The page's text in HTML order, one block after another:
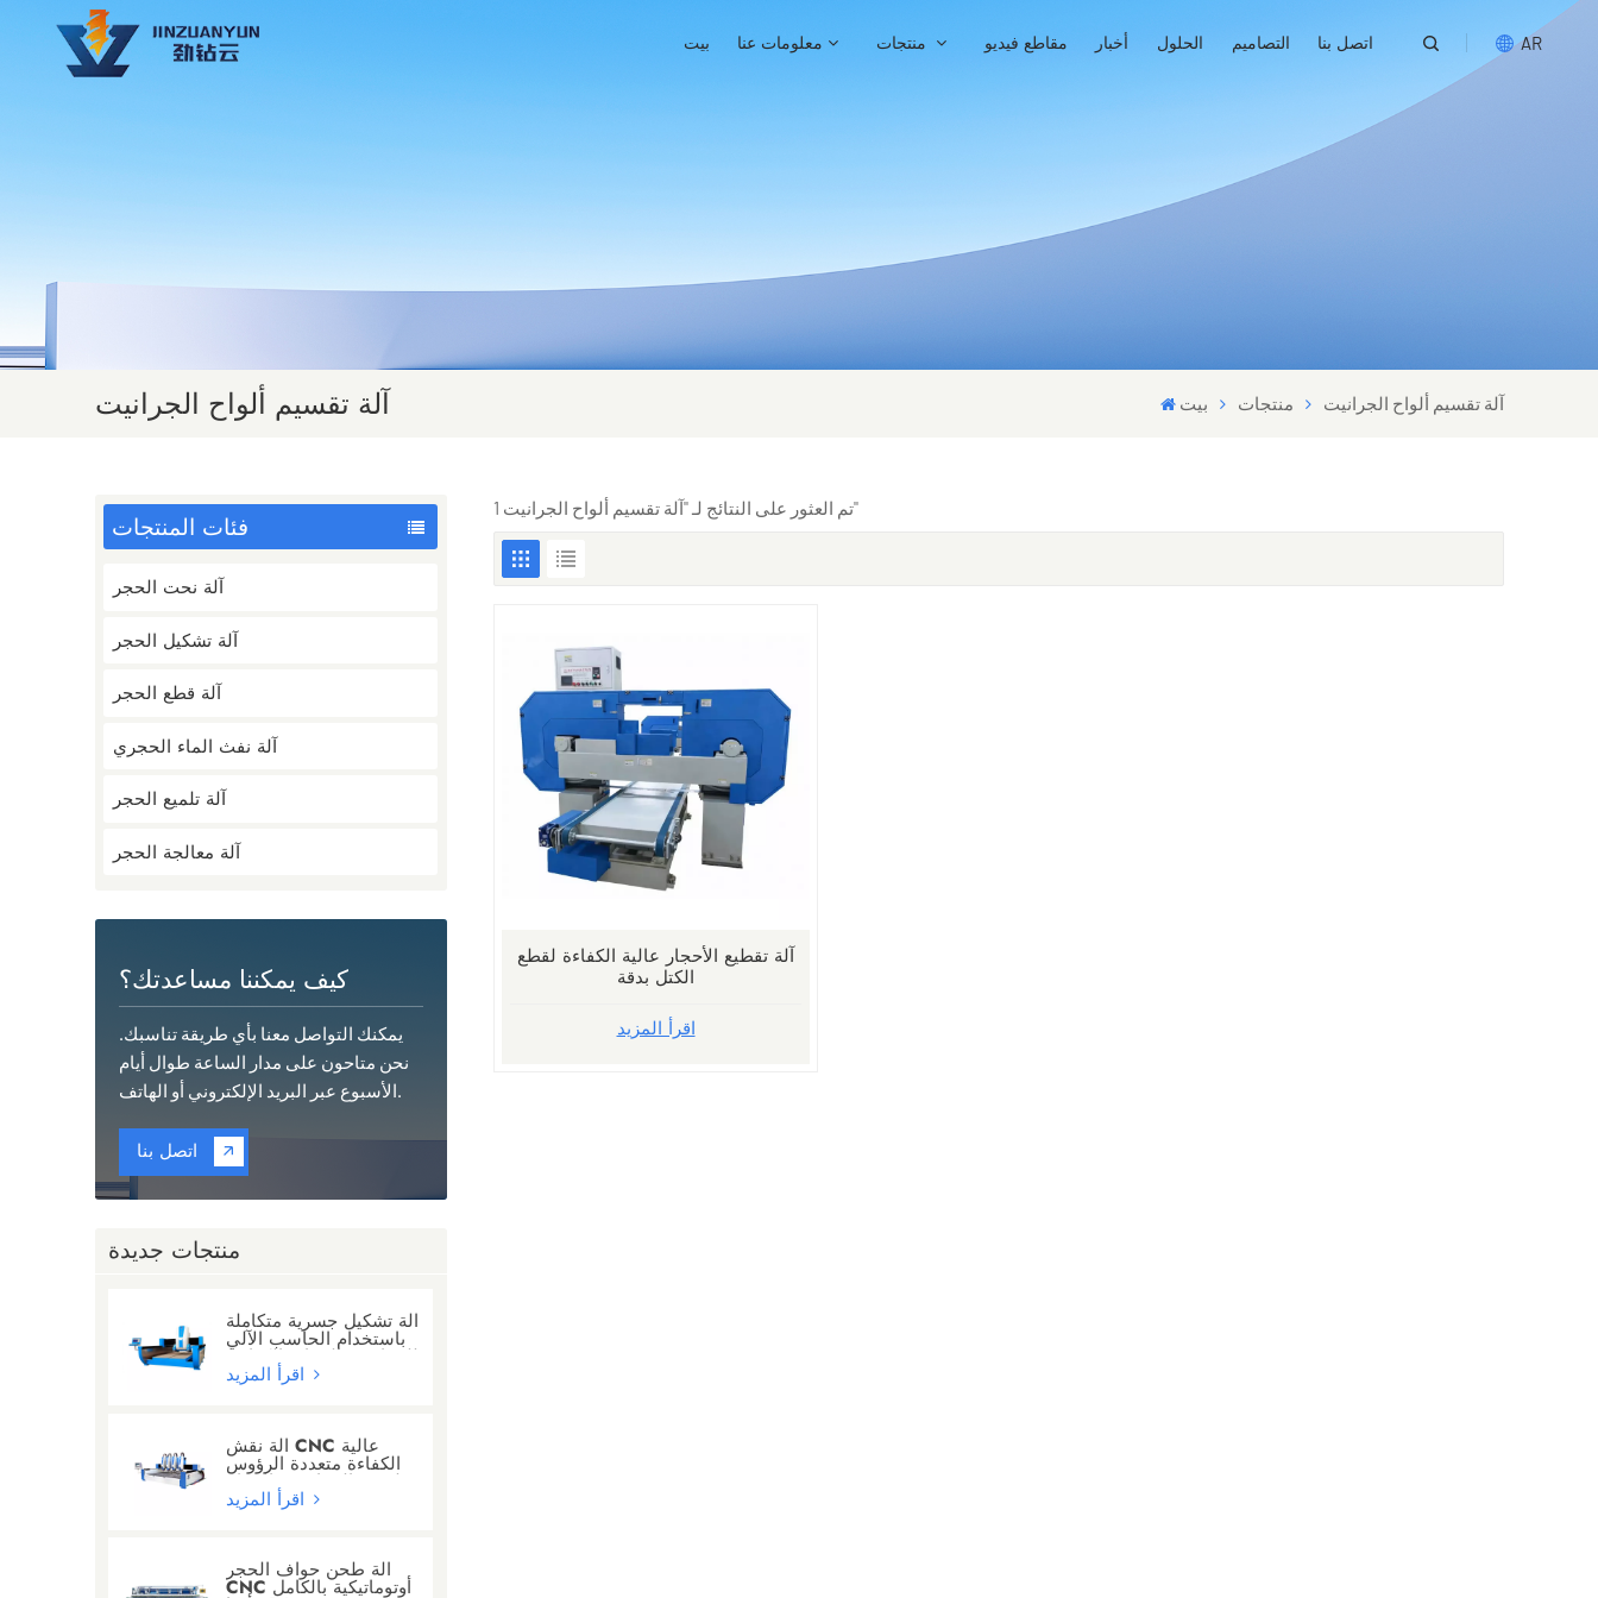
بيت معلومات عنا مقاطع فيديو أخبار الحلول التصاميم اتصل بنا AR
العربية
آلة تقسيم ألواح الجرانيت بيت منتجات آلة تقسيم ألواح الجرانيت
فئات المنتجات
آلة نحت الحجر
آلة تشكيل الحجر
آلة قطع الحجر
آلة نفث الماء الحجري
آلة تلميع الحجر
آلة معالجة الحجر
كيف يمكننا مساعدتك؟
يمكنك التواصل معنا بأي طريقة تناسبك.
نحن متاحون على مدار الساعة طوال أيام
الأسبوع عبر البريد الإلكتروني أو الهاتف.
اتصل بنا
منتجات جديدة
آلة تشكيل جسرية متكاملة
باستخدام الحاسب الآلي
للجرانيت/الرخام/الكوارتز
آلة نقش CNC عالية
الكفاءة متعددة الرؤوس
لنحت الجرانيت والرخام
آلة طحن حواف الحجر
CNC أوتوماتيكية بالكامل
1 تم العثور على النتائج لـ "آلة تقسيم ألواح الجرانيت"
آلة تقطيع الأحجار عالية الكفاءة لقطع
الكتل بدقة
اقرأ المزيد